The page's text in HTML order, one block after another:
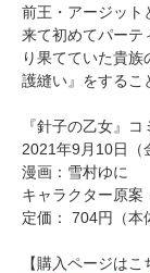
前王・アージット
来て初めてパーテ
り果てていた貴
護縫い』をするこ
『針子の乙女』
2021年9月10日（
漫画：雪村ゆに
キャラクター原
定価： 704円（本
【購入ページはこ